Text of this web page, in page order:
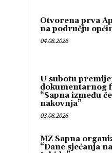
Otvorena prva
na području
04.08.2026
U subotu
dokumentarnog
“Sapna između
nakovnja”
03.08.2026
MZ Sapna
“Dane sjećanja